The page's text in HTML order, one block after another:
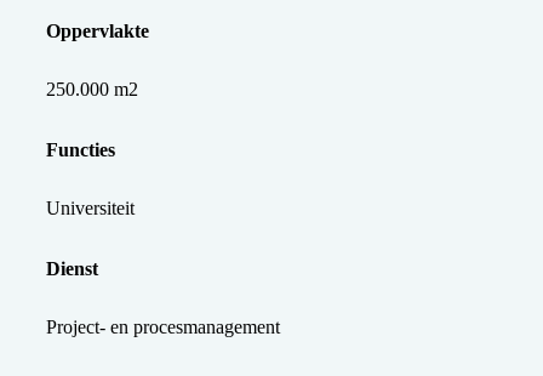
Oppervlakte
250.000 m2
Functies
Universiteit
Dienst
Project- en procesmanagement